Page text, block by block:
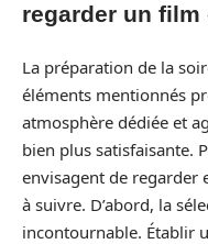
regarder un film
La préparation de la
éléments mentionnés
atmosphère dédiée et
bien plus satisfaisante.
envisagent de regarder
à suivre. D’abord, la
incontournable. Établir